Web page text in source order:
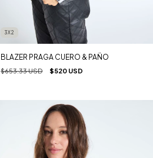
3X2
BLAZER PRAGA CUERO & PAÑO
$653.33 USD $520 USD